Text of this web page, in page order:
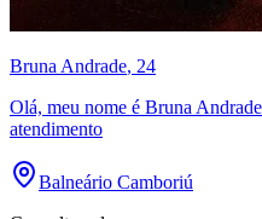
Bruna Andrade, 24
Olá, meu nome é Bruna
atendimento
Balneário Camboriú